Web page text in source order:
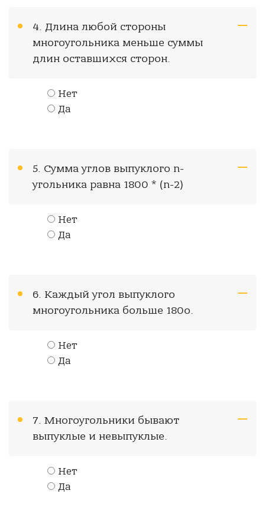
4. Длина любой стороны
многоугольника меньше суммы
длин оставшихся сторон.
Нет
Да
5. Сумма углов выпуклого n-
угольника равна 1800 * (n-2)
Нет
Да
6. Каждый угол выпуклого
многоугольника больше 180о.
Нет
Да
7. Многоугольники бывают
выпуклые и невыпуклые.
Нет
Да